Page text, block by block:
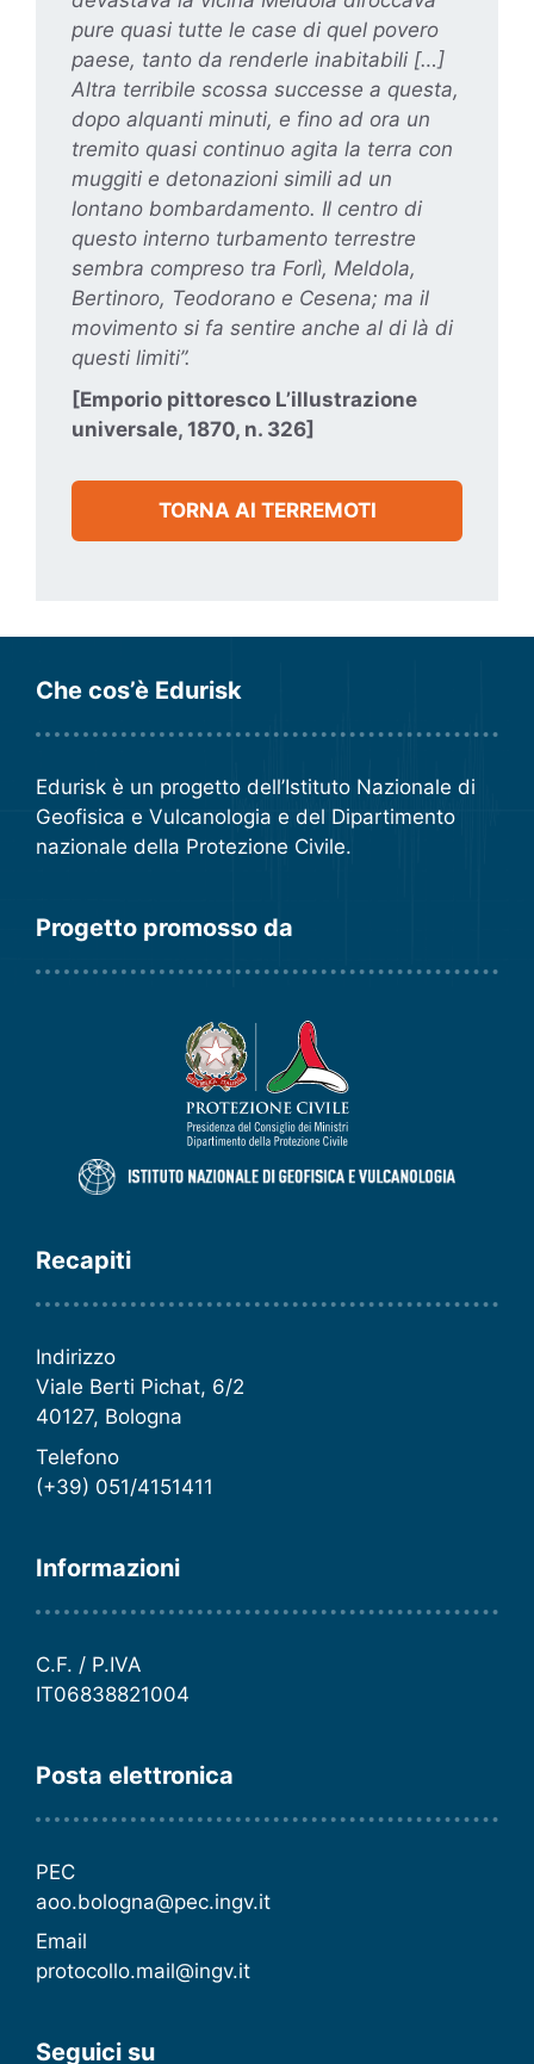
pure quasi tutte le case di quel povero
paese, tanto da renderle inabitabili […]
Altra terribile scossa successe a questa,
dopo alquanti minuti, e fino ad ora un
tremito quasi continuo agita la terra con
muggiti e detonazioni simili ad un
lontano bombardamento. Il centro di
questo interno turbamento terrestre
sembra compreso tra Forlì, Meldola,
Bertinoro, Teodorano e Cesena; ma il
movimento si fa sentire anche al di là di
questi limiti”.
[Emporio pittoresco L’illustrazione
universale, 1870, n. 326]
TORNA AI TERREMOTI
Che cos’è Edurisk
Edurisk è un progetto dell’Istituto Nazionale di
Geofisica e Vulcanologia e del Dipartimento
nazionale della Protezione Civile.
Progetto promosso da
Recapiti
Indirizzo
Viale Berti Pichat, 6/2
40127, Bologna
Telefono
(+39) 051/4151411
Informazioni
C.F. / P.IVA
IT06838821004
Posta elettronica
PEC
aoo.bologna@pec.ingv.it
Email
protocollo.mail@ingv.it
Seguici su